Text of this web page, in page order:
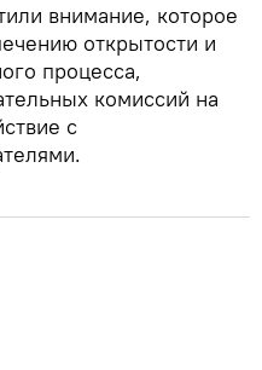
внимание, которое
открытости и
процесса,
комиссий на
с